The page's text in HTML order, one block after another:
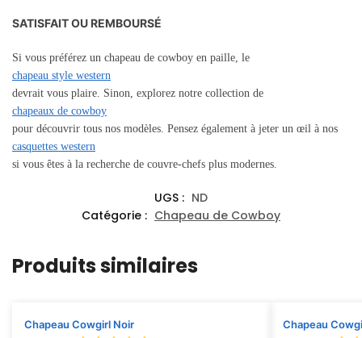
SATISFAIT OU REMBOURSÉ
Si vous préférez un chapeau de cowboy en paille, le
chapeau style western
devrait vous plaire. Sinon, explorez notre collection de
chapeaux de cowboy
pour découvrir tous nos modèles. Pensez également à jeter un œil à nos
casquettes western
si vous êtes à la recherche de couvre-chefs plus modernes.
UGS : ND
Catégorie : Chapeau de Cowboy
Produits similaires
Chapeau Cowgirl Noir Chapeau